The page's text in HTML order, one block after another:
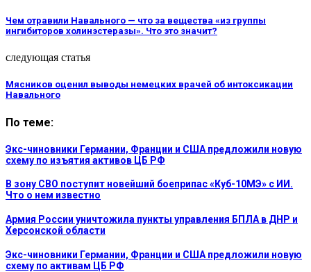
Чем отравили Навального — что за вещества «из группы
ингибиторов холинэстеразы». Что это значит?
следующая статья
Мясников оценил выводы немецких врачей об интоксикации
Навального
По теме:
Экс-чиновники Германии, Франции и США предложили новую
схему по изъятия активов ЦБ РФ
В зону СВО поступит новейший боеприпас «Куб-10МЭ» с ИИ.
Что о нем известно
Армия России уничтожила пункты управления БПЛА в ДНР и
Херсонской области
Экс-чиновники Германии, Франции и США предложили новую
схему по активам ЦБ РФ